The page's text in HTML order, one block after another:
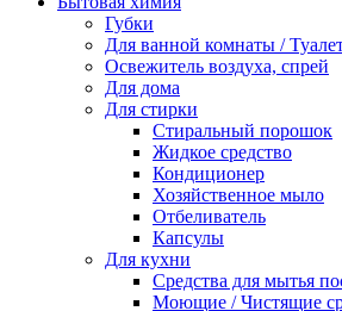
Губки
Для ванной комнаты /
Освежитель воздуха, спрей
Для дома
Для стирки
Стиральный порошок
Жидкое средство
Кондиционер
Хозяйственное мыло
Отбеливатель
Капсулы
Для кухни
Средства для мытья
Моющие / Чистящие